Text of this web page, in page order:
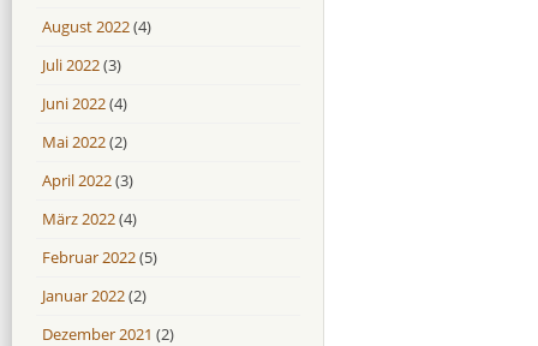
August 2022(4)
Juli 2022(3)
Juni 2022(4)
Mai 2022(2)
April 2022(3)
März 2022(4)
Februar 2022(5)
Januar 2022(2)
Dezember 2021 (2)